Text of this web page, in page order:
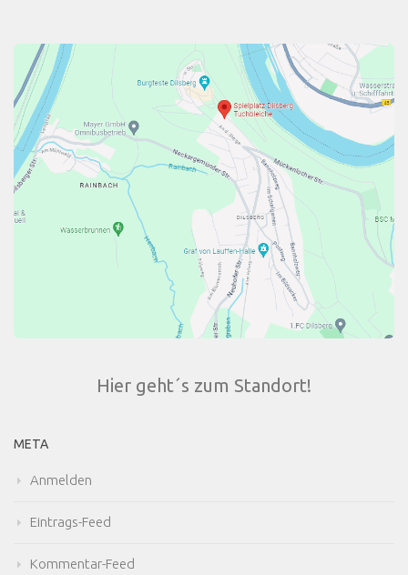
Hier geht´s zum Standort!
META
Anmelden
Eintrags-Feed
Kommentar-Feed